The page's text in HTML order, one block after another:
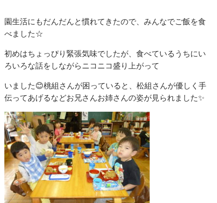
園生活にもだんだんと慣れてきたので、みんなでご飯を食
べました☆
初めはちょっぴり緊張気味でしたが、食べているうちにい
ろいろな話をしながらニコニコ盛り上がって
いました😊桃組さんが困っていると、松組さんが優しく手
伝ってあげるなどお兄さんお姉さんの姿が見られました✨